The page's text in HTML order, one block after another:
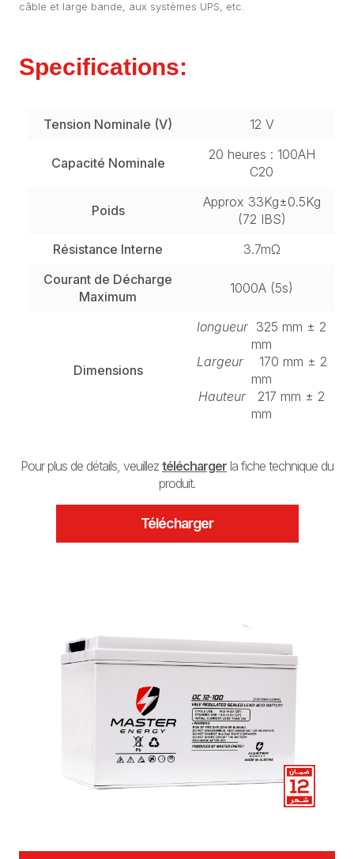
câble et large bande, aux systèmes UPS, etc.
Specifications:
Tension Nominale (V) 12 V
Capacité Nominale
20 heures : 100AH
C20
Poids
Approx 33Kg±0.5Kg
(72 IBS)
Résistance Interne
3.7mΩ
Courant de Décharge
Maximum
1000A (5s)
Dimensions
longueur 325 mm ± 2
mm
Largeur170 mm ± 2
mm
Hauteur 217 mm ± 2
mm
Pour plus de détails, veuillez télécharger la fiche technique du
produit.
Télécharger